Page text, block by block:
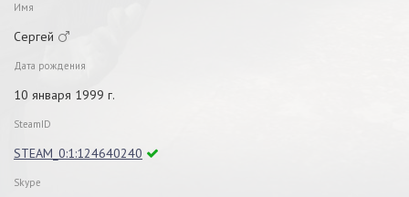
Имя
Сергей
Дата рождения
10 января 1999 г.
SteamID
STEAM_0:1:124640240
Skype